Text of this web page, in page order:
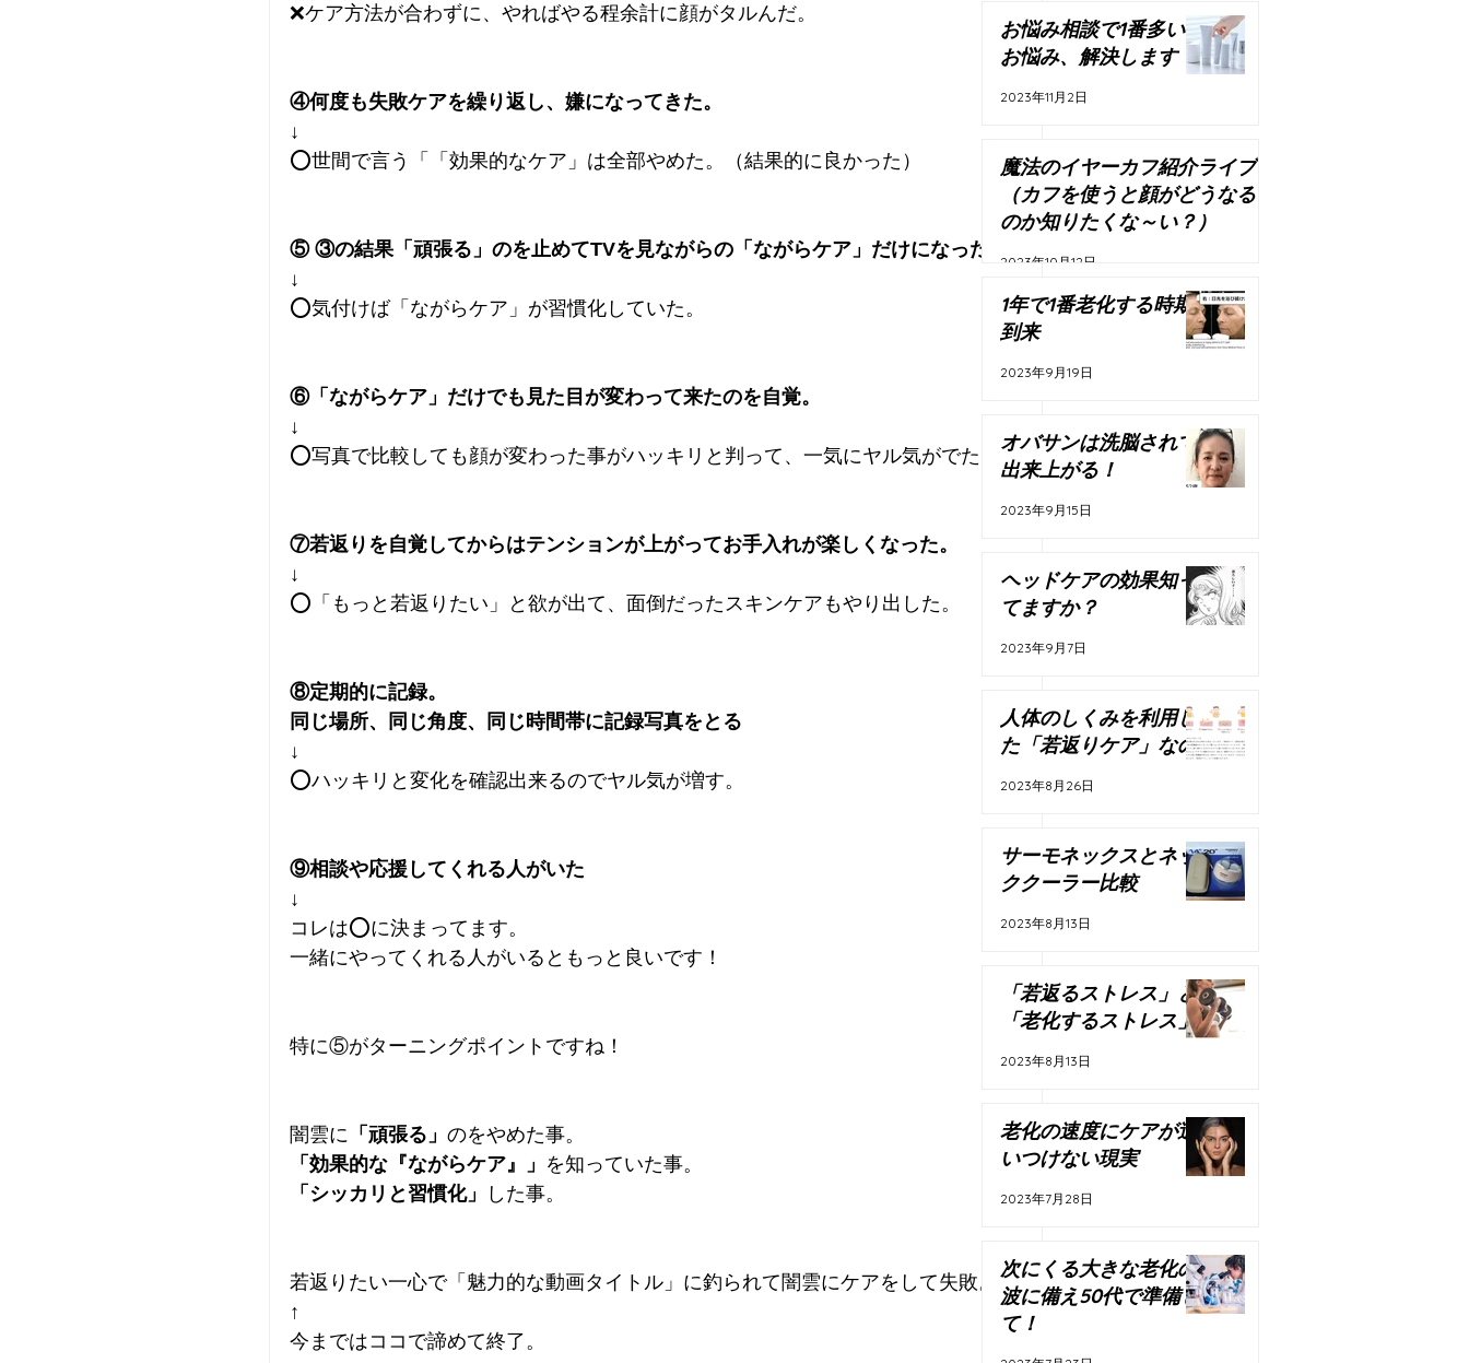
❌ケア方法が合わずに、やればやる程余計に顔がタルんだ。
④何度も失敗ケアを繰り返し、嫌になってきた。
↓
⭕世間で言う「「効果的なケア」は全部やめた。（結果的に良かった）
⑤ ③の結果「頑張る」のを止めてTVを見ながらの「ながらケア」だけになった
↓
⭕気付けば「ながらケア」が習慣化していた。
⑥「ながらケア」だけでも見た目が変わって来たのを自覚。
↓
⭕写真で比較しても顔が変わった事がハッキリと判って、一気にヤル気がでた。
⑦若返りを自覚してからはテンションが上がってお手入れが楽しくなった。
↓
⭕「もっと若返りたい」と欲が出て、面倒だったスキンケアもやり出した。
⑧定期的に記録。
同じ場所、同じ角度、同じ時間帯に記録写真をとる
↓
⭕ハッキリと変化を確認出来るのでヤル気が増す。
⑨相談や応援してくれる人がいた
↓
コレは⭕に決まってます。
一緒にやってくれる人がいるともっと良いです！
特に⑤がターニングポイントですね！
闇雲に 「頑張る」 のをやめた事。
「効果的な『ながらケア』」 を知っていた事。
「シッカリと習慣化」
した事。
若返りたい一心で「魅力的な動画タイトル」に釣られて闇雲にケアをして失敗。
↑
今まではココで諦めて終了。
お悩み相談で1番多い
お悩み、解決します
2023年11月2日
魔法のイヤーカフ紹介ライブ
（カフを使うと顔がどうなる
のか知りたくな～い？）
2023年10月12日
1年で1番老化する時期
到来
2023年9月19日
オバサンは洗脳されて
出来上がる！
2023年9月15日
ヘッドケアの効果知っ
てますか？
2023年9月7日
人体のしくみを利用し
た「若返りケア」なの
2023年8月26日
サーモネックスとネッ
ククーラー比較
2023年8月13日
「若返るストレス」と
「老化するストレス」
2023年8月13日
老化の速度にケアが追
いつけない現実
2023年7月28日
次にくる大きな老化の
波に備え50代で準備し
て！